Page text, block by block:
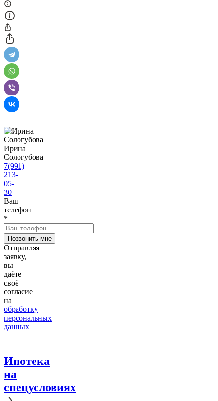
Ирина
Сологубова
7(991)
213-
05-
30
Ваш
телефон
*
Отправляя
заявку,
вы
даёте
своё
согласие
на
обработку
персональных
данных
Ипотека
на
спецусловиях